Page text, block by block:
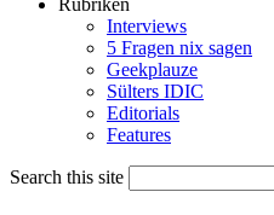
Rubriken
Interviews
5 Fragen nix sagen
Geekplauze
Sülters IDIC
Editorials
Features
Search this site